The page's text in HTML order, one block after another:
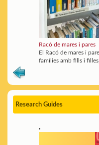
Racó de mares i pares
El Racó de mares i
famílies amb fills i
Research Guides